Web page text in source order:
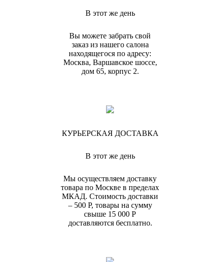
В этот же день
Вы можете забрать свой
заказ из нашего салона
находящегося по адресу:
Москва, Варшавское шоссе,
дом 65, корпус 2.
КУРЬЕРСКАЯ ДОСТАВКА
В этот же день
Мы осуществляем доставку
товара по Москве в пределах
МКАД. Стоимость доставки
– 500 Р, товары на сумму
свыше 15 000 Р
доставляются бесплатно.